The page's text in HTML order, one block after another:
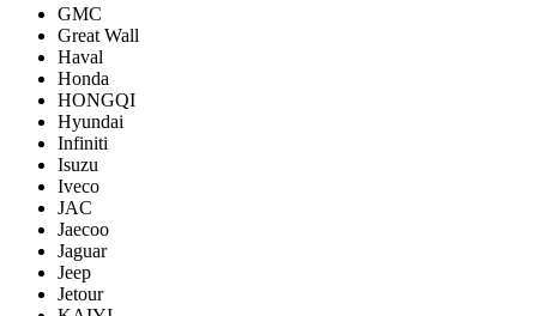
GMC
Great Wall
Haval
Honda
HONGQI
Hyundai
Infiniti
Isuzu
Iveco
JAC
Jaecoo
Jaguar
Jeep
Jetour